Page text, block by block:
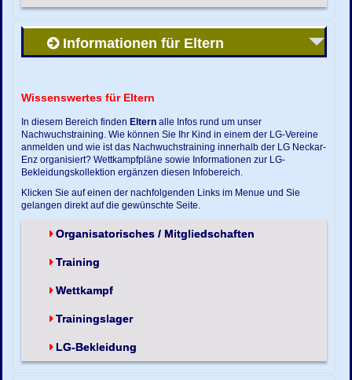
Informationen für Eltern
Wissenswertes für Eltern
In diesem Bereich finden Eltern alle Infos rund um unser
Nachwuchstraining. Wie können Sie Ihr Kind in einem der LG-Vereine
anmelden und wie ist das Nachwuchstraining innerhalb der LG Neckar-
Enz organisiert? Wettkampfpläne sowie Informationen zur LG-
Bekleidungskollektion ergänzen diesen Infobereich.
Klicken Sie auf einen der nachfolgenden Links im Menue und Sie
gelangen direkt auf die gewünschte Seite.
Organisatorisches / Mitgliedschaften
Training
Wettkampf
Trainingslager
LG-Bekleidung